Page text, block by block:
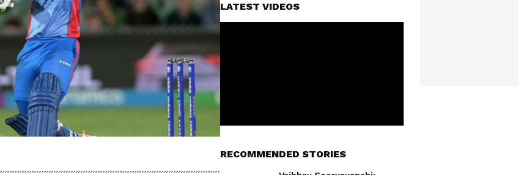
LATEST VIDEOS
RECOMMENDED STORIES